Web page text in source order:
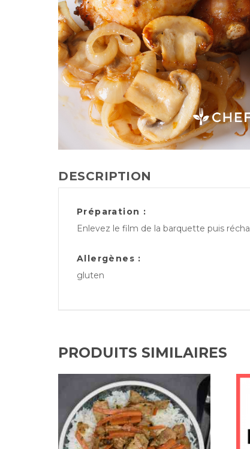
DESCRIPTION
Préparation :
Enlevez le film de la barquette puis
Allergènes :
gluten
PRODUITS SIMILAIRES